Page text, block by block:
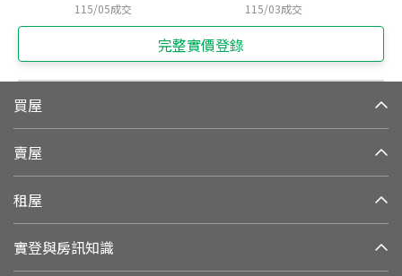
115/05成交 115/03成交
完整實價登錄
買屋
賣屋
租屋
實登與房訊知識